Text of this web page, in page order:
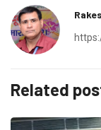
Related